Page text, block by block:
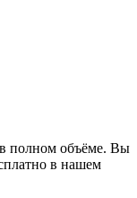
полном объёме. Вы
в нашем